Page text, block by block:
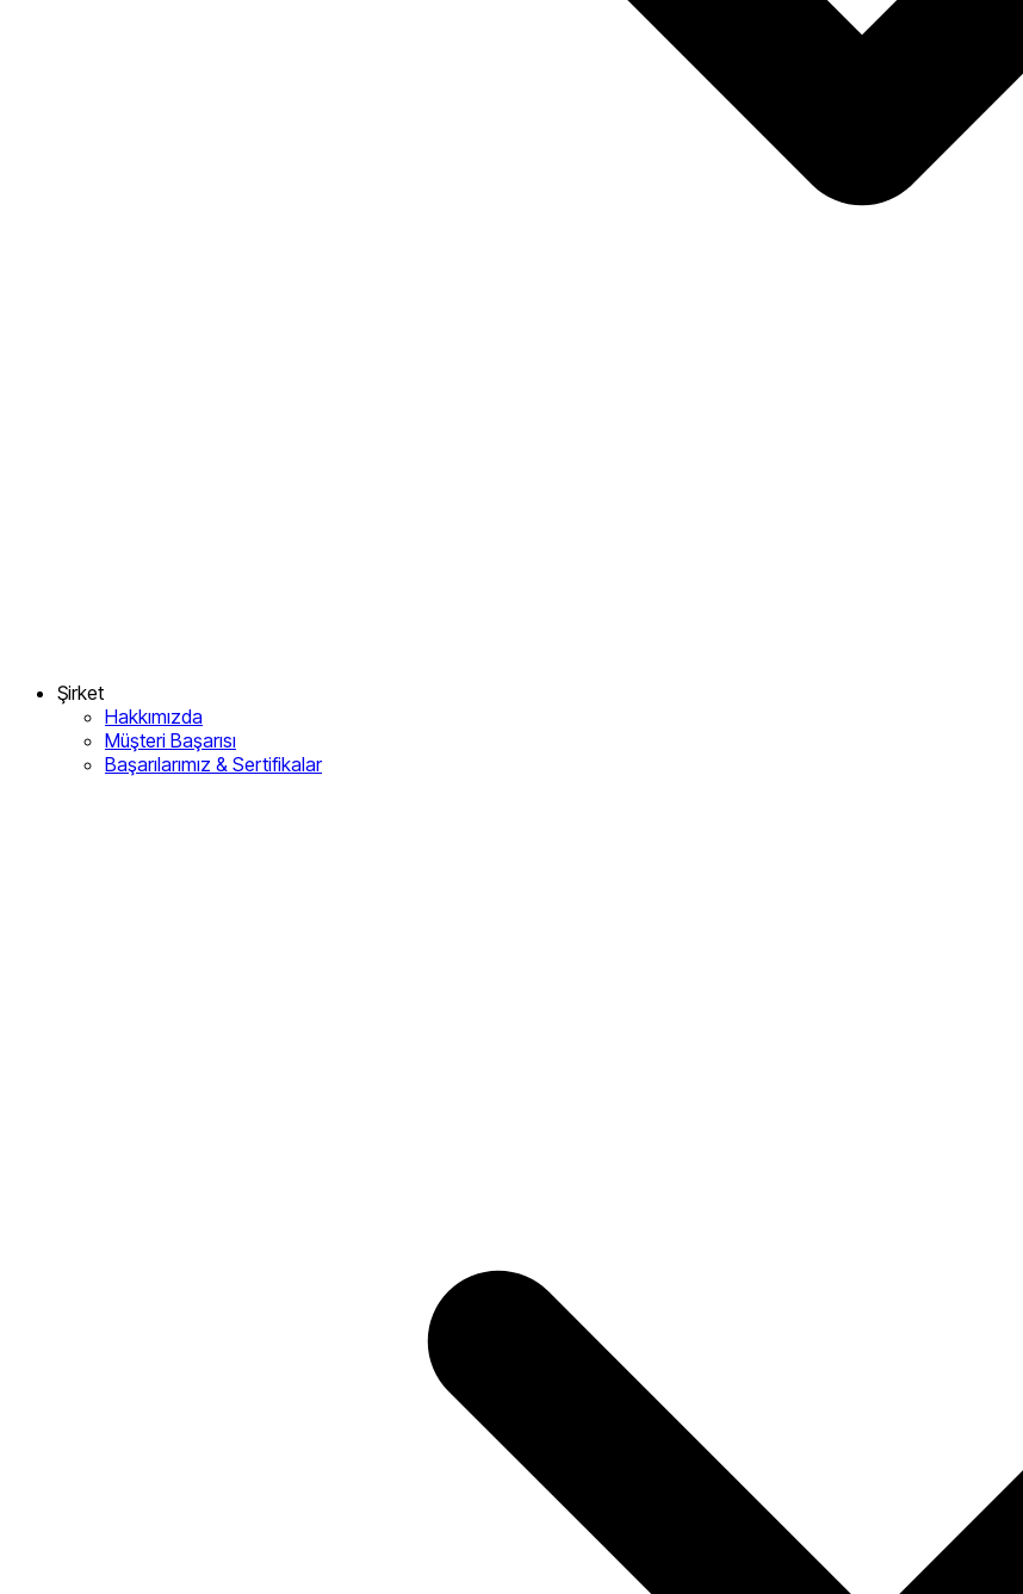
Şirket
Hakkımızda
Müşteri Başarısı
Başarılarımız & Sertifikalar